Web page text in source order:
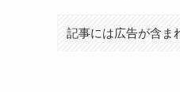
記事には広告が含ま